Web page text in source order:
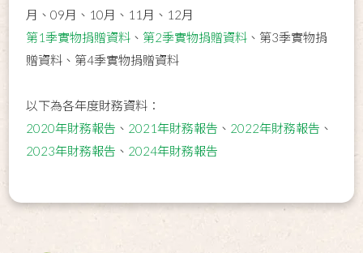
月、09月、10月、11月、12月
第1季實物捐贈資料 、 第2季實物捐贈資料 、第3季實物捐
贈資料、第4季實物捐贈資料
以下為各年度財務資料：
2020年財務報告 、 2021年財務報告 、 2022年財務報告 、
2023年財務報告 、 2024年財務報告